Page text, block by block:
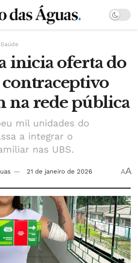
Saúde
inicia oferta do
na rede pública
mil unidades do
a integrar o
nas UBS.
21 de janeiro de 2026 AA